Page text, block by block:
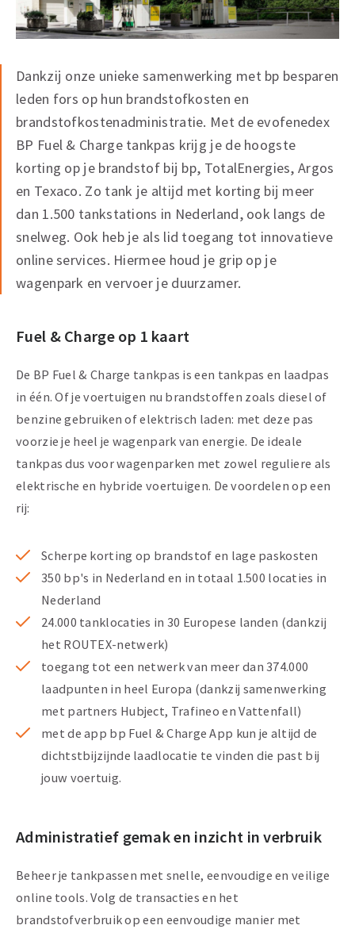
Dankzij onze unieke samenwerking met bp besparen
leden fors op hun brandstofkosten en
brandstofkostenadministratie. Met de evofenedex
BP Fuel & Charge tankpas krijg je de hoogste
korting op je brandstof bij bp, TotalEnergies, Argos
en Texaco. Zo tank je altijd met korting bij meer
dan 1.500 tankstations in Nederland, ook langs de
snelweg. Ook heb je als lid toegang tot innovatieve
online services. Hiermee houd je grip op je
wagenpark en vervoer je duurzamer.
Fuel & Charge op 1 kaart
De BP Fuel & Charge tankpas is een tankpas en laadpas
in één. Of je voertuigen nu brandstoffen zoals diesel of
benzine gebruiken of elektrisch laden: met deze pas
voorzie je heel je wagenpark van energie. De ideale
tankpas dus voor wagenparken met zowel reguliere als
elektrische en hybride voertuigen. De voordelen op een
rij:
Scherpe korting op brandstof en lage paskosten
350 bp's in Nederland en in totaal 1.500 locaties in
Nederland
24.000 tanklocaties in 30 Europese landen (dankzij
het ROUTEX-netwerk)
toegang tot een netwerk van meer dan 374.000
laadpunten in heel Europa (dankzij samenwerking
met partners Hubject, Trafineo en Vattenfall)
met de app bp Fuel & Charge App kun je altijd de
dichtstbijzijnde laadlocatie te vinden die past bij
jouw voertuig.
Administratief gemak en inzicht in verbruik
Beheer je tankpassen met snelle, eenvoudige en veilige
online tools. Volg de transacties en het
brandstofverbruik op een eenvoudige manier met